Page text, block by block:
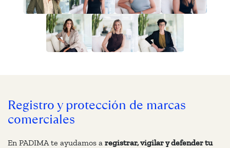
Registro y protección de marcas
comerciales
En PADIMA te ayudamos a registrar, vigilar y defender tu